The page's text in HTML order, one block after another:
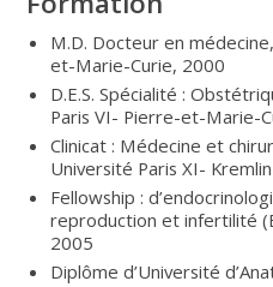
M.D. Docteur en
et-Marie-Curie, 2000
D.E.S. Spécialité :
Paris VI- Pierre-et-Marie-
Clinicat : Médecine et
Université Paris XI-
Fellowship :
reproduction et infertilité
2005
Diplôme d’Université